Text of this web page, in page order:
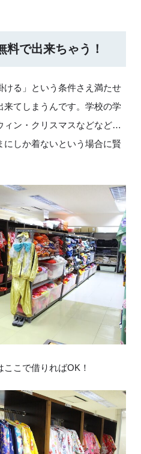
料で出来ちゃう！
ける」という条件さえ満たせ
来てしまうんです。学校の学
ィン・クリスマスなどなど…
しか着ないという場合に賢
こで借りればOK！